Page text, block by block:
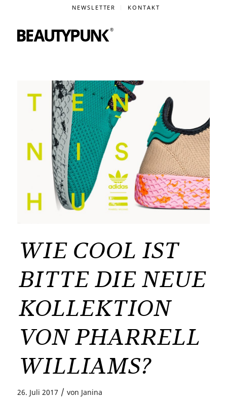
NEWSLETTER KONTAKT
WIE COOL IST
BITTE DIE NEUE
KOLLEKTION
VON PHARRELL
WILLIAMS?
26. Juli 2017 / von Janina